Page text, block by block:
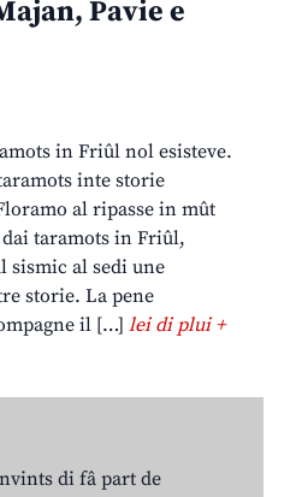
Pavie e
in Friûl nol esisteve.
inte storie
al ripasse in mût
taramots in Friûl,
sismic al sedi une
storie. La pene
il […]lei di plui +
di fâ part de